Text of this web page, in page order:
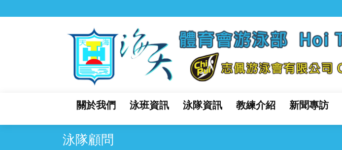
關於我們 泳班資訊 泳隊資訊 教練介紹 新聞專訪
泳隊顧問